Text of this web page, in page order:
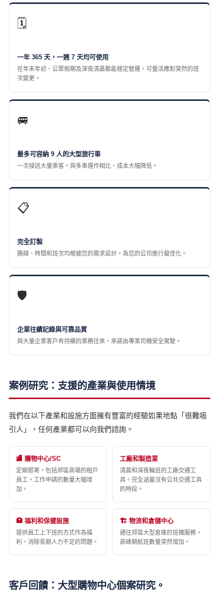
🗓️
一年 365 天，一週 7 天均可使用
在年末年初、公眾假期及深夜清晨都能穩定營運。可靈活應對突然的班
次變更。
🚐
最多可容納 9 人的大型旅行車
一次接送大量乘客。與多車運作相比，成本大幅降低。
📋
完全訂製
路線、時間和班次均根據您的需求設計。為您的公司進行最佳化。
🛡️
企業往績記錄與可靠品質
與大量企業客戶有持續的業務往來。承諾由專業司機安全駕駛。
案例研究：支援的產業與使用情境
我們在以下產業和設施方面擁有豐富的經驗如果地點「很難吸
引人」，任何產業都可以向我們諮詢。
🏬 購物中心/SC
定期郵寄，包括郊區商場的租戶
員工。工作申請的數量大幅增
加。
工廠和製造業
清晨和深夜輪班的工廠交通工
具。完全涵蓋沒有公共交通工具
的時段。
🏥 福利和保健設施
提供員工上下班的方式作為福
利，消除長期人力不足的問題。
🏗️ 物流和倉儲中心
通往郊區大型倉庫的班機服務。
高峰期航班數量突然增加。
客戶回饋：大型購物中心個案研究。